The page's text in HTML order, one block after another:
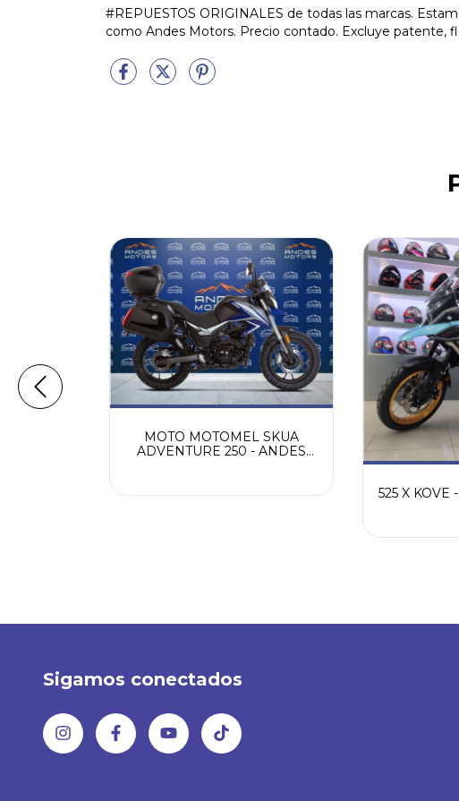
#REPUESTOS ORIGINALES de todas las marcas.
como Andes Motors. Precio contado. Excluye patente,
MOTO MOTOMEL SKUA
ADVENTURE 250 - ANDES
525 X KOVE
Sigamos conectados